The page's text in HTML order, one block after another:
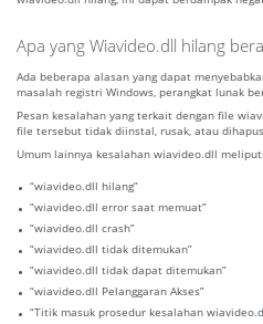
Apa yang Wiavideo.dll hilang
Ada beberapa alasan yang dapat
masalah registri Windows, perangkat lunak
Pesan kesalahan yang terkait dengan file
file tersebut tidak diinstal, rusak, atau
Umum lainnya kesalahan wiavideo.dll
“wiavideo.dll hilang”
“wiavideo.dll error saat memuat”
“wiavideo.dll crash”
“wiavideo.dll tidak ditemukan”
“wiavideo.dll tidak dapat ditemukan”
“wiavideo.dll Pelanggaran Akses”
“Titik masuk prosedur kesalahan